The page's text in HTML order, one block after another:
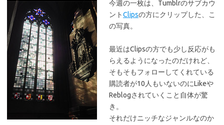
今週の一枚は、Tumblrのサブカウ
ントClipsの方にクリップした、こ
の写真。
最近はClipsの方でも少し反応がも
らえるようになったのだけれど、
そもそもフォローしてくれている
購読者が10人もいないのにLikeや
Reblogされていくこと自体が驚
き。
それだけニッチなジャンルなのか